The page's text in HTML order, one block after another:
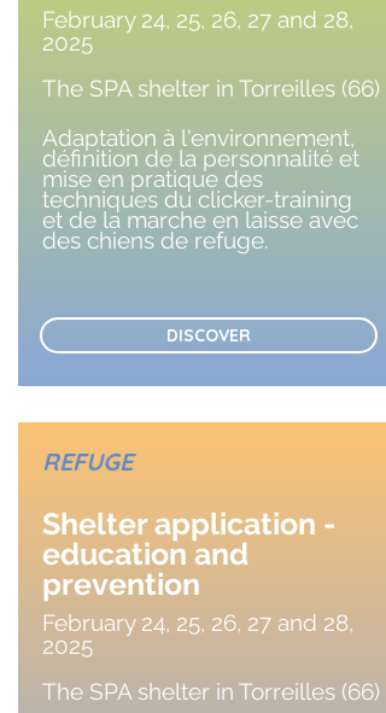
February 24, 25, 26, 27 and 28,
2025
The SPA shelter in Torreilles (66)
Adaptation à l'environnement,
définition de la personnalité et
mise en pratique des
techniques du clicker-training
et de la marche en laisse avec
des chiens de refuge.
DISCOVER
REFUGE
Shelter application -
education and
prevention
February 24, 25, 26, 27 and 28,
2025
The SPA shelter in Torreilles (66)